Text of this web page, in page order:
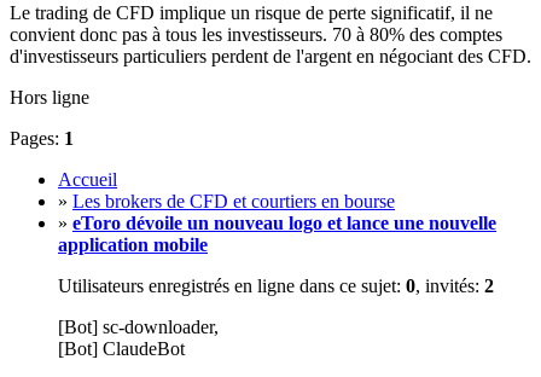
Le trading de CFD implique un risque de perte significatif, il ne
convient donc pas à tous les investisseurs. 70 à 80% des comptes
d'investisseurs particuliers perdent de l'argent en négociant des CFD.
Hors ligne
Pages: 1
Accueil
» Les brokers de CFD et courtiers en bourse
» eToro dévoile un nouveau logo et lance une nouvelle
application mobile
Utilisateurs enregistrés en ligne dans ce sujet: 0, invités: 2
[Bot] sc-downloader,
[Bot] ClaudeBot